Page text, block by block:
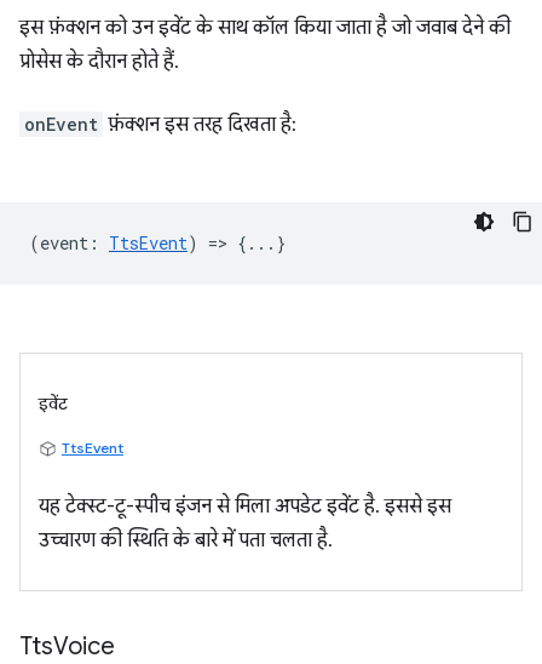
इस फ़ंक्शन को उन इवेंट के साथ कॉल किया जाता है जो जवाब देने की
प्रोसेस के दौरान होते हैं.
onEvent फ़ंक्शन इस तरह दिखता है:
(event : TtsEvent) => {...}
इवेंट
TtsEvent
यह टेक्स्ट-टू-स्पीच इंजन से मिला अपडेट इवेंट है. इससे इस
उच्चारण की स्थिति के बारे में पता चलता है.
TtsVoice